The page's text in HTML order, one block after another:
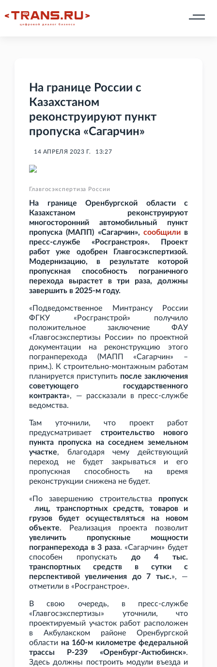
На границе России с
Казахстаном
реконструируют пункт
пропуска «Сагарчин»
14 АПРЕЛЯ 2023 Г. 13:27
Главгосэкспертиза России
На границе Оренбургской области с
Казахстаном реконструируют
многосторонний автомобильный пункт
пропуска (МАПП) «Сагарчин», сообщилив
пресс-службе «Росгранстроя». Проект
работ уже одобрен Главгосэкспертизой.
Модернизацию, в результате которой
пропускная способность пограничного
перехода вырастет в три раза, должны
завершить в 2025-м году.
«Подведомственное Минтрансу России
ФГКУ «Росгранстрой» получило
положительное заключение ФАУ
«Главгосэкспертизы России» по проектной
документации на реконструкцию этого
погранперехода (МАПП «Сагарчин» –
прим.). К строительно-монтажным работам
планируется приступить после заключения
советующего государственного
контракта», — рассказали в пресс-службе
ведомства.
Там уточнили, что проект работ
предусматривает строительство нового
пункта пропуска на соседнем земельном
участке, благодаря чему действующий
переход не будет закрываться и его
пропускная способность на время
реконструкции снижена не будет.
«По завершению строительства пропуск
лиц, транспортных средств, товаров и
грузов будет осуществляться на новом
объекте. Реализация проекта позволит
увеличить пропускные мощности
погранперехода в 3 раза. «Сагарчин» будет
способен пропускать до 4
тыс.
транспортных средств в сутки с
перспективой увеличения до 7
тыс.», —
отметили в «Росгранстрое».
В свою очередь, в пресс-службе
«Главгосэкспертизы» уточнили, что
проектируемый участок работ расположен
в Акбулакском районе Оренбургской
области на 160-м километре федеральной
трассы Р-239 «Оренбург-Актюбинск».
Здесь должны построить модули въезда и